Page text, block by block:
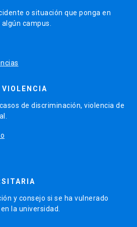
o situación que ponga en
campus.
de discriminación, violencia de
y consejo si se ha vulnerado
la universidad.